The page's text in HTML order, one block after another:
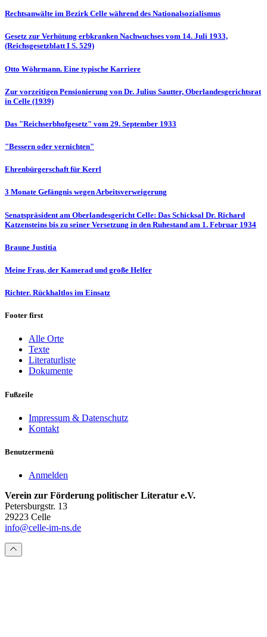
Rechtsanwälte im Bezirk Celle während des Nationalsozialismus
Gesetz zur Verhütung erbkranken Nachwuchses vom 14. Juli 1933,
(Reichsgesetzblatt I S. 529)
Otto Wöhrmann. Eine typische Karriere
Zur vorzeitigen Pensionierung von Dr. Julius Sautter, Oberlandesgerichtsrat
in Celle (1939)
Das "Reichserbhofgesetz" vom 29. September 1933
"Bessern oder vernichten"
Ehrenbürgerschaft für Kerrl
3 Monate Gefängnis wegen Arbeitsverweigerung
Senatspräsident am Oberlandesgericht Celle: Das Schicksal Dr. Richard
Katzensteins bis zu seiner Versetzung in den Ruhestand am 1. Februar 1934
Braune Justitia
Meine Frau, der Kamerad und große Helfer
Richter. Rückhaltlos im Einsatz
Footer first
Alle Orte
Texte
Literaturliste
Dokumente
Fußzeile
Impressum & Datenschutz
Kontakt
Benutzermenü
Anmelden
Verein zur Förderung politischer Literatur e.V.
Petersburgstr. 13
29223 Celle
info@celle-im-ns.de